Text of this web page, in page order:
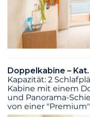
Doppelkabine –
Kapazität: 2
Kabine mit einem
und Panorama-
von einer